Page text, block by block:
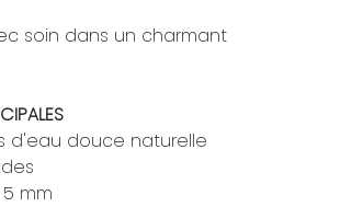
soin dans un charmant
d'eau douce naturelle
mm